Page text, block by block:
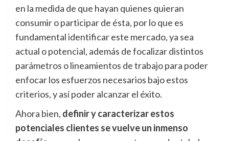
en la medida de que hayan quienes quieran
consumir o participar de ésta, por lo que es
fundamental identificar este mercado, ya sea
actual o potencial, además de focalizar distintos
parámetros o lineamientos de trabajo para poder
enfocar los esfuerzos necesarios bajo estos
criterios, y así poder alcanzar el éxito.
Ahora bien, definir y caracterizar estos
potenciales clientes se vuelve un inmenso